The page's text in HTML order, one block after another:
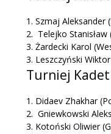
1. Szmaj Aleksander
2. Telejko
3. Żardecki Karol
3. Leszczyński
Turniej
1. Didaev Zhakhar
2. Gniewkowski
3. Kotoński Oliwier